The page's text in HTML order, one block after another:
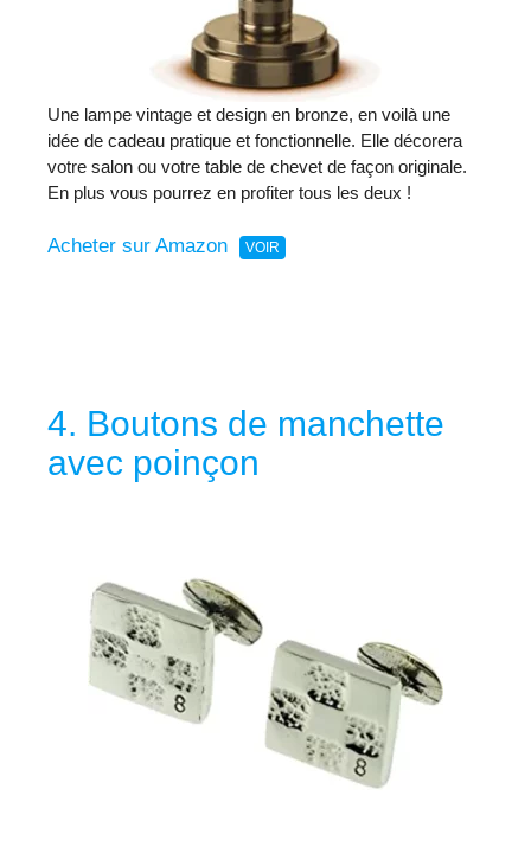
Une lampe vintage et design en bronze, en voilà une
idée de cadeau pratique et fonctionnelle. Elle décorera
votre salon ou votre table de chevet de façon originale.
En plus vous pourrez en profiter tous les deux !
Acheter sur Amazon
4. Boutons de manchette
avec poinçon